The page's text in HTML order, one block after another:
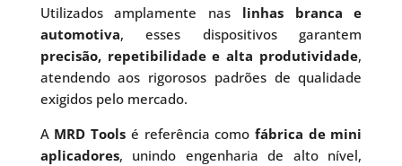
Utilizados amplamente nas linhas branca e
automotiva, esses dispositivos garantem
precisão, repetibilidade e alta produtividade,
atendendo aos rigorosos padrões de qualidade
exigidos pelo mercado.
A MRD Tools é referência como fábrica de mini
aplicadores, unindo engenharia de alto nível,